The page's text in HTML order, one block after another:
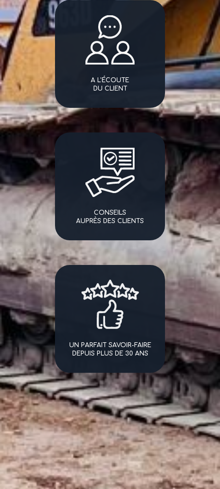
A L'ÉCOUTE
DU CLIENT
CONSEILS
AUPRÈS DES CLIENTS
UN PARFAIT SAVOIR-FAIRE
DEPUIS PLUS DE 30 ANS